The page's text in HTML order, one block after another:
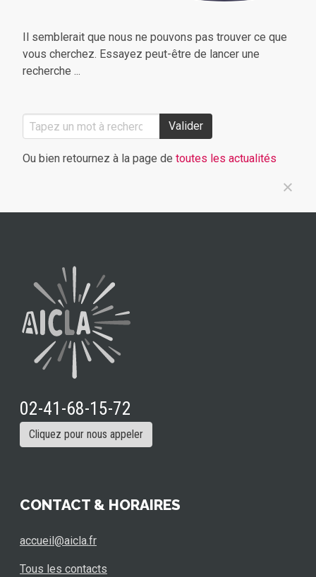
Il semblerait que nous ne pouvons pas trouver ce que
vous cherchez. Essayez peut-être de lancer une
recherche ...
Valider
Ou bien retournez à la page de toutes les actualités
02-41-68-15-72
Cliquez pour nous appeler
CONTACT & HORAIRES
accueil@aicla.fr
Tous les contacts